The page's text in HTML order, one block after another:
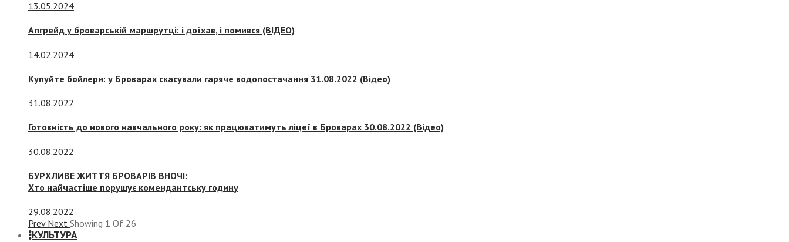
13.05.2024
Апгрейд у броварській маршрутці: і доїхав, і помився (ВІДЕО)
14.02.2024
Купуйте бойлери: у Броварах скасували гаряче водопостачання 31.08.2022 (Відео)
31.08.2022
Готовність до нового навчального року: як працюватимуть ліцеї в Броварах 30.08.2022 (Відео)
30.08.2022
БУРХЛИВЕ ЖИТТЯ БРОВАРІВ ВНОЧІ:
Хто найчастіше порушує комендантську годину
29.08.2022
Prev Next Showing 1 Of 26
КУЛЬТУРА